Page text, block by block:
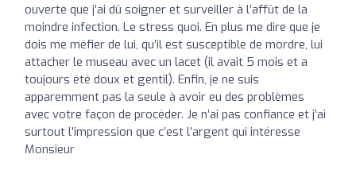
ouverte que j’ai dû soigner et surveiller à l’affût de la
moindre infection. Le stress quoi. En plus me dire que je
dois me méfier de lui, qu’il est susceptible de mordre, lui
attacher le museau avec un lacet (il avait 5 mois et a
toujours été doux et gentil). Enfin, je ne suis
apparemment pas la seule à avoir eu des problèmes
avec votre façon de procéder. Je n’ai pas confiance et j’ai
surtout l’impression que c’est l’argent qui intéresse
Monsieur